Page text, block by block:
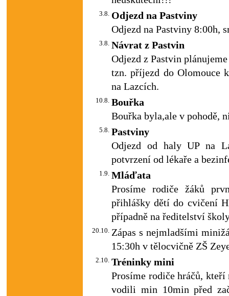
3.8. Odjezd na Pastviny
Odjezd na Pastviny 8:00h,
3.8. Návrat z Pastvin
Odjezd z Pastvin
tzn. příjezd do Olomouce
na Lazcích.
10.8. Bouřka
Bouřka byla,ale v pohodě,
5.8. Pastviny
Odjezd od haly UP na
potvrzení od lékaře a
1.9. Mláďata
Prosíme rodiče žáků
přihlášky dětí do cvičení
případně na ředitelství
20.10. Zápas s nejmladšími
15:30h v tělocvičně ZŠ
2.10. Tréninky mini
Prosíme rodiče hráčů,
vodili min 10min před